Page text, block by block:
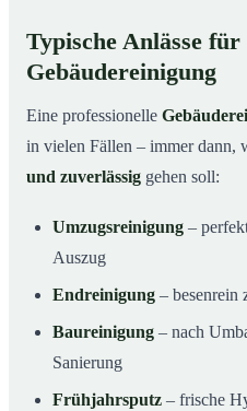
Typische Anlässe für
Gebäudereinigung
Eine professionelle
in vielen Fällen – immer dann,
und zuverlässig gehen soll:
Umzugsreinigung –
Auszug
Endreinigung – besenrein
Baureinigung – nach
Sanierung
Frühjahrsputz – frische